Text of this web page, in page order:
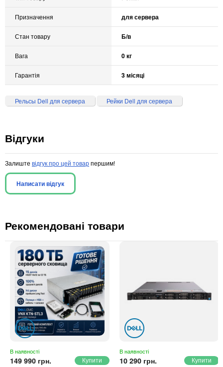
Призначення для сервера
Стан товару Б/в
Вага 0 кг
Гарантія 3 місяці
Рельсы Dell для сервера Рейки Dell для сервера
Відгуки
Залиште відгук про цей товарпершим!
Написати відгук
Рекомендовані товари
В наявності
149 990 грн.
В наявності
10 290 грн.